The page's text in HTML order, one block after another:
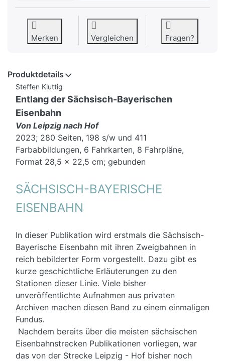
Merken Vergleichen Fragen?
Produktdetails
Steffen Kluttig
Entlang der Sächsisch-Bayerischen
Eisenbahn
Von Leipzig nach Hof
2023; 280 Seiten, 198 s/w und 411
Farbabbildungen, 6 Fahrkarten, 8 Fahrpläne,
Format 28,5 x 22,5 cm; gebunden
SÄCHSISCH-BAYERISCHE
EISENBAHN
In dieser Publikation wird erstmals die Sächsisch-
Bayerische Eisenbahn mit ihren Zweigbahnen in
reich bebilderter Form vorgestellt. Dazu gibt es
kurze geschichtliche Erläuterungen zu den
Stationen dieser Linie. Viele bisher
unveröffentlichte Aufnahmen aus privaten
Archiven machen diesen Band zu einem einmaligen
Fundus.
Nachdem bereits über die meisten sächsischen
Eisenbahnstrecken Publikationen vorliegen, war
das von der Strecke Leipzig - Hof bisher noch